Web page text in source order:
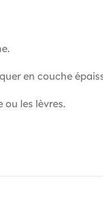
en couche
ou les lèvres.